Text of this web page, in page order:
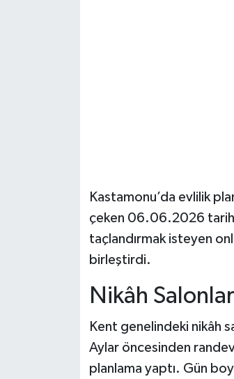
Kastamonu’da evlilik
çeken 06.06.2026
taçlandırmak isteyen
birleştirdi.
Nikâh
Kent genelindeki nikâh
Aylar öncesinden
planlama yaptı. Gün
Ulusal Haberler
Teknoloji Haberleri
Yerel Haberler